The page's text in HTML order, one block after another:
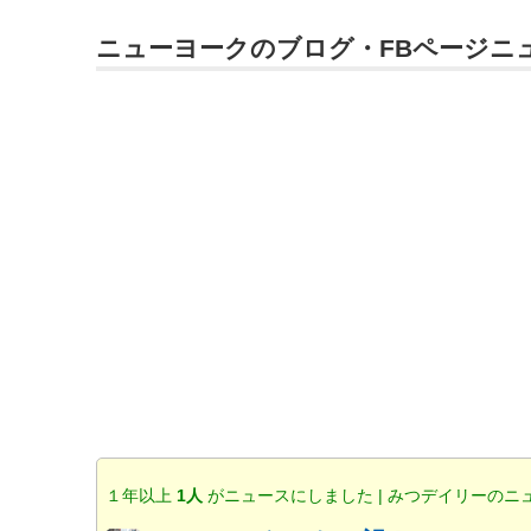
ニューヨークのブログ・FBページニ
１年以上 1人がニュースにしました | みつデイリーのニ